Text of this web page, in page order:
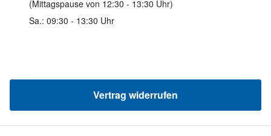
(Mittagspause von 12:30 - 13:30 Uhr)
Sa.: 09:30 - 13:30 Uhr
Vertrag widerrufen